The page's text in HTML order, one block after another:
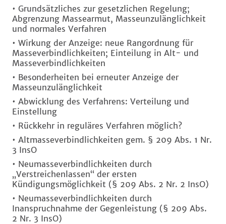
• Grundsätzliches zur gesetzlichen Regelung;
Abgrenzung Massearmut, Masseunzulänglichkeit
und normales Verfahren
• Wirkung der Anzeige: neue Rangordnung für
Masseverbindlichkeiten; Einteilung in Alt- und
Masseverbindlichkeiten
• Besonderheiten bei erneuter Anzeige der
Masseunzulänglichkeit
• Abwicklung des Verfahrens: Verteilung und
Einstellung
• Rückkehr in reguläres Verfahren möglich?
• Altmasseverbindlichkeiten gem. § 209 Abs. 1 Nr.
3 InsO
• Neumasseverbindlichkeiten durch
„Verstreichenlassen“ der ersten
Kündigungsmöglichkeit (§ 209 Abs. 2 Nr. 2 InsO)
• Neumasseverbindlichkeiten durch
Inanspruchnahme der Gegenleistung (§ 209 Abs.
2 Nr. 3 InsO)